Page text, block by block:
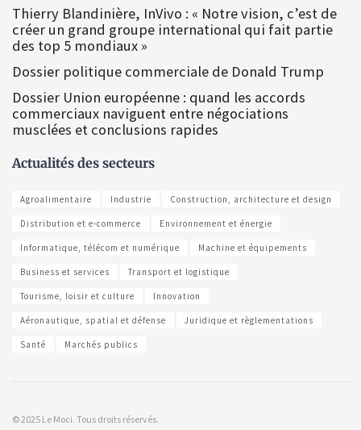
Thierry Blandinière, InVivo : « Notre vision, c’est de
créer un grand groupe international qui fait partie
des top 5 mondiaux »
Dossier politique commerciale de Donald Trump
Dossier Union européenne : quand les accords
commerciaux naviguent entre négociations
musclées et conclusions rapides
Actualités des secteurs
Agroalimentaire Industrie Construction, architecture et design
Distribution et e-commerce Environnement et énergie
Informatique, télécom et numérique Machine et équipements
Business et services Transport et logistique
Tourisme, loisir et culture Innovation
Aéronautique, spatial et défense Juridique et règlementations
Santé Marchés publics
© 2025 Le Moci. Tous droits réservés.